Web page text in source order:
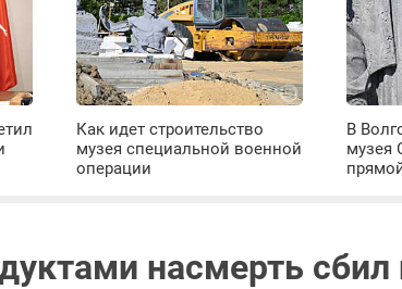
Как идет строительство
музея специальной военной
операции
В
музея
насмерть